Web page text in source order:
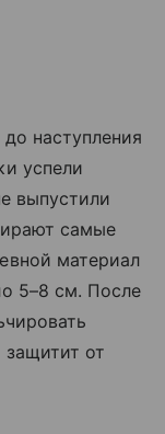
наступления
успели
выпустили
самые
материал
5–8 см. После
от